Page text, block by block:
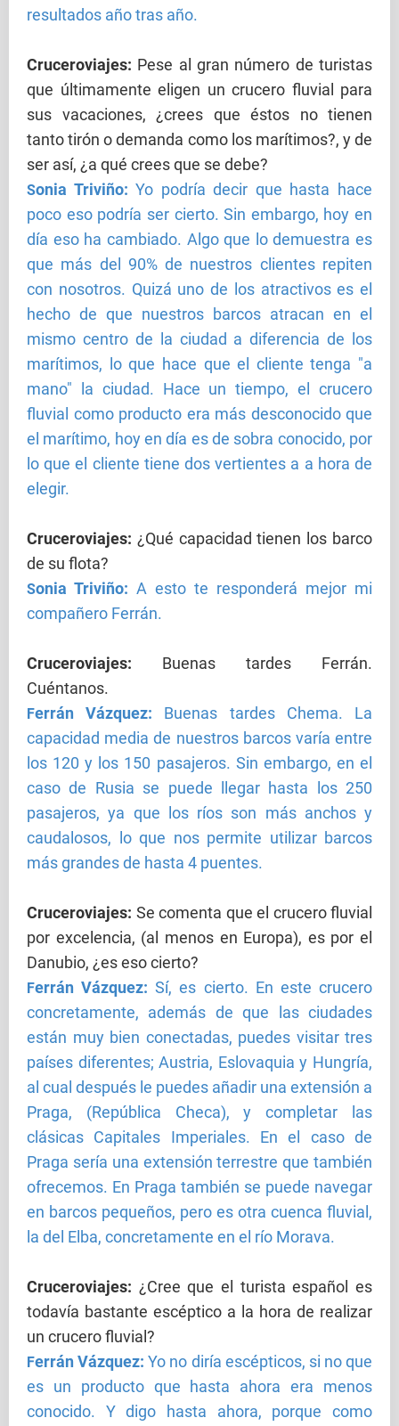
resultados año tras año.
Cruceroviajes: Pese al gran número de turistas
que últimamente eligen un crucero fluvial para
sus vacaciones, ¿crees que éstos no tienen
tanto tirón o demanda como los marítimos?, y de
ser así, ¿a qué crees que se debe?
Sonia Triviño:Yo podría decir que hasta hace
poco eso podría ser cierto. Sin embargo, hoy en
día eso ha cambiado. Algo que lo demuestra es
que más del 90% de nuestros clientes repiten
con nosotros. Quizá uno de los atractivos es el
hecho de que nuestros barcos atracan en el
mismo centro de la ciudad a diferencia de los
marítimos, lo que hace que el cliente tenga "a
mano" la ciudad. Hace un tiempo, el crucero
fluvial como producto era más desconocido que
el marítimo, hoy en día es de sobra conocido, por
lo que el cliente tiene dos vertientes a a hora de
elegir.
Cruceroviajes: ¿Qué capacidad tienen los barco
de su flota?
Sonia Triviño: A esto te responderá mejor mi
compañero Ferrán.
Cruceroviajes: Buenas tardes Ferrán.
Cuéntanos.
Ferrán Vázquez: Buenas tardes Chema. La
capacidad media de nuestros barcos varía entre
los 120 y los 150 pasajeros. Sin embargo, en el
caso de Rusia se puede llegar hasta los 250
pasajeros, ya que los ríos son más anchos y
caudalosos, lo que nos permite utilizar barcos
más grandes de hasta 4 puentes.
Cruceroviajes: Se comenta que el crucero fluvial
por excelencia, (al menos en Europa), es por el
Danubio, ¿es eso cierto?
Ferrán Vázquez:Sí, es cierto. En este crucero
concretamente, además de que las ciudades
están muy bien conectadas, puedes visitar tres
países diferentes; Austria, Eslovaquia y Hungría,
al cual después le puedes añadir una extensión a
Praga, (República Checa), y completar las
clásicas Capitales Imperiales. En el caso de
Praga sería una extensión terrestre que también
ofrecemos. En Praga también se puede navegar
en barcos pequeños, pero es otra cuenca fluvial,
la del Elba, concretamente en el río Morava.
Cruceroviajes: ¿Cree que el turista español es
todavía bastante escéptico a la hora de realizar
un crucero fluvial?
Ferrán Vázquez: Yo no diría escépticos, si no que
es un producto que hasta ahora era menos
conocido. Y digo hasta ahora, porque como